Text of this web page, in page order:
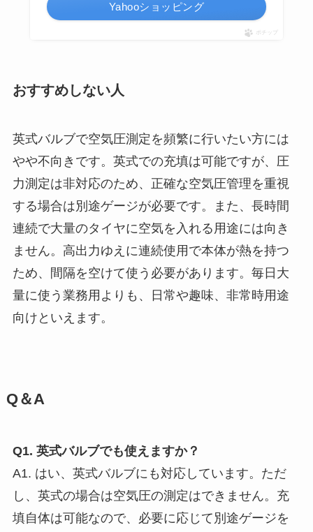
Yahooショッピング
ポチップ
おすすめしない人
英式バルブで空気圧測定を頻繁に行いたい方には
やや不向きです。英式での充填は可能ですが、圧
力測定は非対応のため、正確な空気圧管理を重視
する場合は別途ゲージが必要です。また、長時間
連続で大量のタイヤに空気を入れる用途には向き
ません。高出力ゆえに連続使用で本体が熱を持つ
ため、間隔を空けて使う必要があります。毎日大
量に使う業務用よりも、日常や趣味、非常時用途
向けといえます。
Q＆A
Q1. 英式バルブでも使えますか？
A1. はい、英式バルブにも対応しています。ただ
し、英式の場合は空気圧の測定はできません。充
填自体は可能なので、必要に応じて別途ゲージを